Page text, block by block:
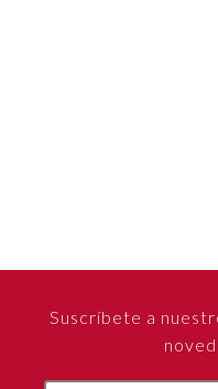
Suscríbete a